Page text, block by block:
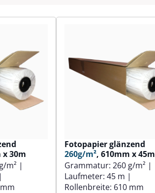
x 30m
m² |
|
Fotopapier glänzend
260g/m², 610mm x 45m
Grammatur: 260 g/m² |
Laufmeter: 45 m |
Rollenbreite: 610 mm